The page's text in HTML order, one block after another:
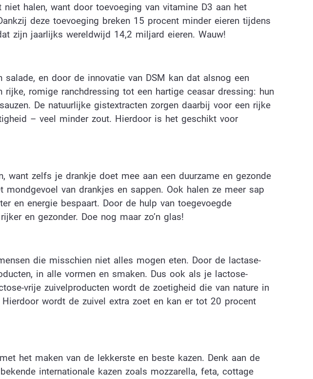
halen, want door toevoeging van vitamine D3 aan het
deze toevoeging breken 15 procent minder eieren tijdens
zijn jaarlijks wereldwijd 14,2 miljard eieren. Wauw!
en door de innovatie van DSM kan dat alsnog een
romige ranchdressing tot een hartige ceasar dressing: hun
De natuurlijke gistextracten zorgen daarbij voor een rijke
– veel minder zout. Hierdoor is het geschikt voor
want zelfs je drankje doet mee aan een duurzame en gezonde
mondgevoel van drankjes en sappen. Ook halen ze meer sap
en energie bespaart. Door de hulp van toegevoegde
en gezonder. Doe nog maar zo’n glas!
die misschien niet alles mogen eten. Door de lactase-
in alle vormen en smaken. Dus ook als je lactose-
vrije zuivelproducten wordt de zoetigheid die van nature in
wordt de zuivel extra zoet en kan er tot 20 procent
het maken van de lekkerste en beste kazen. Denk aan de
internationale kazen zoals mozzarella, feta, cottage